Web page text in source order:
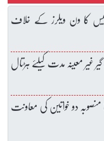
کا ون ویلرز کے خلاف
غیر معینہ مدت کیلئے ہڑتال
دو خواتین کی معاونت